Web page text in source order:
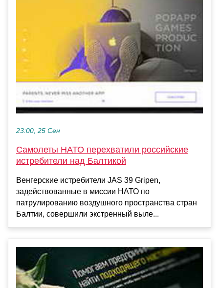
23:00, 25 Сен
Самолеты НАТО перехватили российские
истребители над Балтикой
Венгерские истребители JAS 39 Gripen,
задействованные в миссии НАТО по
патрулированию воздушного пространства стран
Балтии, совершили экстренный выле...